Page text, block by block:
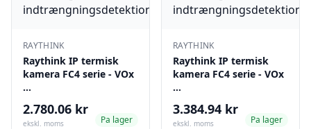
RAYTHINK
Raythink IP termisk
kamera FC4 serie - VOx
…
2.780.06 kr
ekskl. moms
Pa lager
RAYTHINK
Raythink IP termisk
kamera FC4 serie - VOx
…
3.384.94 kr
ekskl. moms
Pa lager